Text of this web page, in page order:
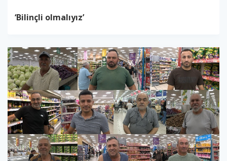
‘Bilinçli olmalıyız’